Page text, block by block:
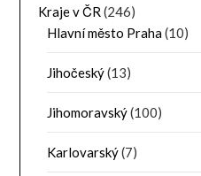
Kraje v ČR (246)
Hlavní město Praha(10)
Jihočeský(13)
Jihomoravský(100)
Karlovarský(7)